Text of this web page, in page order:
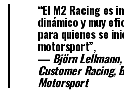
“El M2 Racing es
dinámico y muy
para quienes se
motorsport”,
— Björn
Customer Racing,
Motorsport